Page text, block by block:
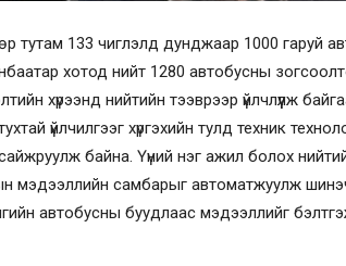
тутам 133 чиглэлд дунджаар 1000 гаруй
хотод нийт 1280 автобусны
хүрээнд нийтийн тээврээр үйлчлүүлж
үйлчилгээг хүргэхийн тулд техник
сайжруулж байна. Үүний нэг ажил болох
мэдээллийн самбарыг автоматжуулж
автобусны буудлаас мэдээллийг